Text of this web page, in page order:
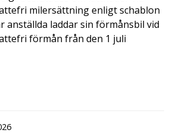
milersättning enligt schablon
anställda laddar sin förmånsbil vid
förmån från den 1 juli